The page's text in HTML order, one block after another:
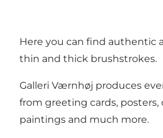
Here you can find authentic
thin and thick brushstrokes.
Galleri Værnhøj produces
from greeting cards, posters,
paintings and much more.